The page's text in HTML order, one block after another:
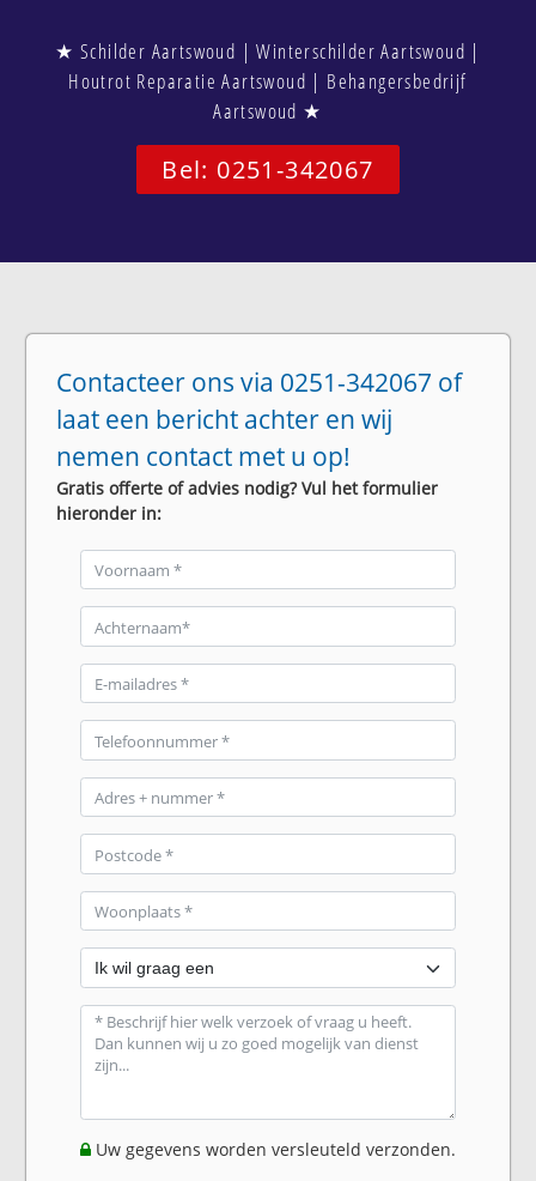
★ Schilder Aartswoud | Winterschilder Aartswoud |
Houtrot Reparatie Aartswoud | Behangersbedrijf
Aartswoud ★
Bel: 0251-342067
Contacteer ons via 0251-342067 of
laat een bericht achter en wij
nemen contact met u op!
Gratis offerte of advies nodig? Vul het formulier
hieronder in:
Uw gegevens worden versleuteld verzonden.